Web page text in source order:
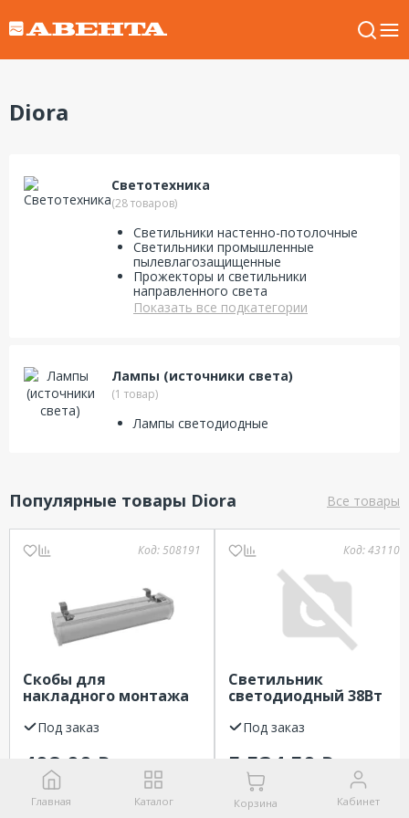
Diora
Светотехника
(28 товаров)
Светильники настенно-потолочные
Светильники промышленные
пылевлагозащищенные
Прожекторы и светильники
направленного света
Показать все подкатегории
Лампы (источники света)
(1 товар)
Лампы светодиодные
Популярные товары Diora Все товары
Код:508191
Скобы для
накладного монтажа
Diora
Под заказ
408.00 ₽
Заказать
Код:431101
Светильник
светодиодный 38Вт
IP65 4200Лм DIORA
Под заказ
5 534.50 ₽
Заказать
Главная Каталог Корзина Кабинет